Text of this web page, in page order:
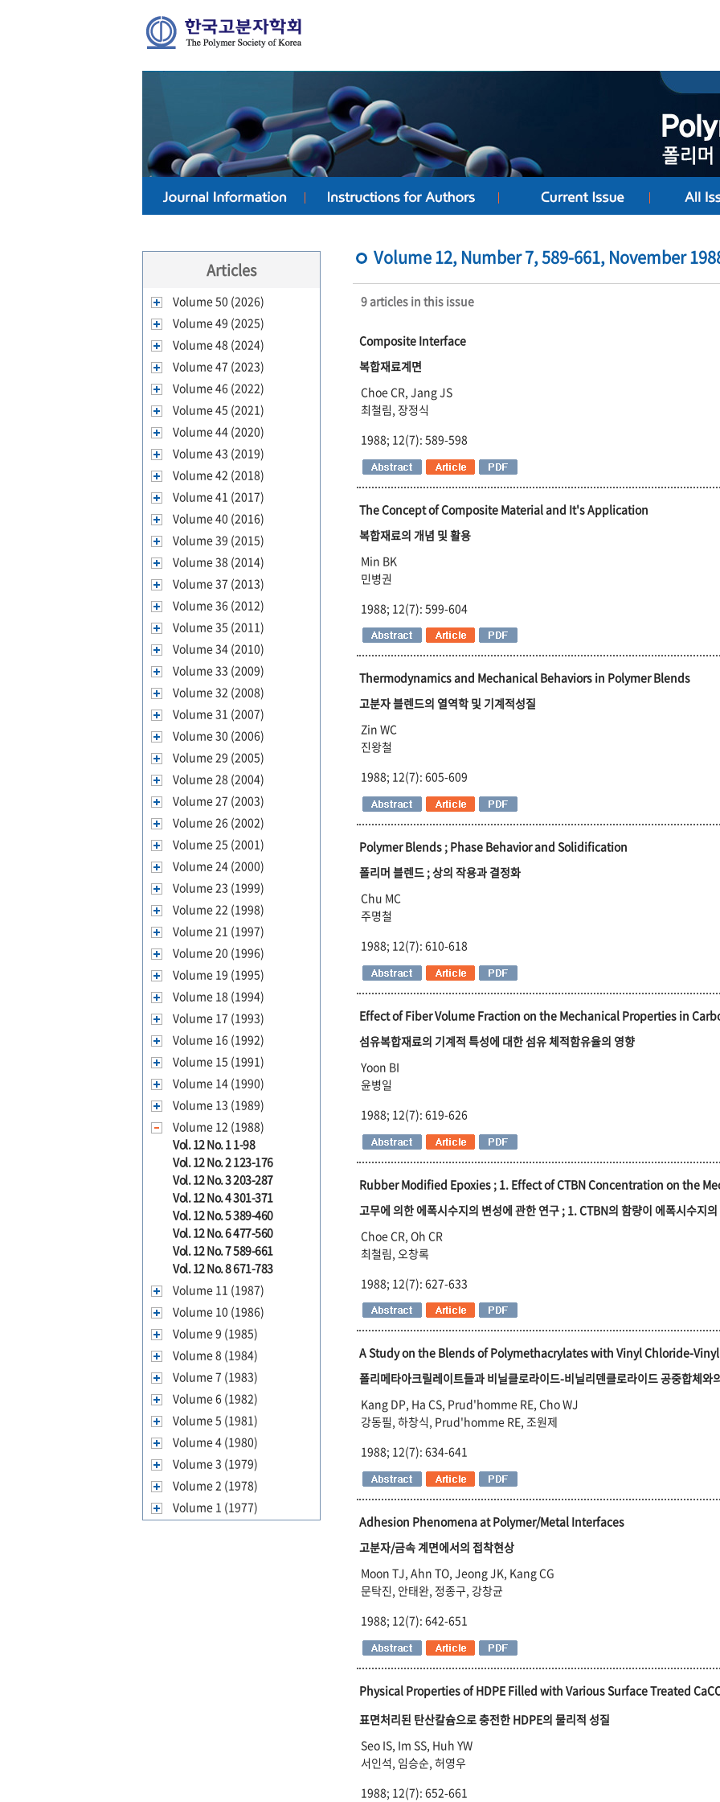
Articles
Volume 50 (2026)
Volume 49 (2025)
Volume 48 (2024)
Volume 47 (2023)
Volume 46 (2022)
Volume 45 (2021)
Volume 44 (2020)
Volume 43 (2019)
Volume 42 (2018)
Volume 41 (2017)
Volume 40 (2016)
Volume 39 (2015)
Volume 38 (2014)
Volume 37 (2013)
Volume 36 (2012)
Volume 35 (2011)
Volume 34 (2010)
Volume 33 (2009)
Volume 32 (2008)
Volume 31 (2007)
Volume 30 (2006)
Volume 29 (2005)
Volume 28 (2004)
Volume 27 (2003)
Volume 26 (2002)
Volume 25 (2001)
Volume 24 (2000)
Volume 23 (1999)
Volume 22 (1998)
Volume 21 (1997)
Volume 20 (1996)
Volume 19 (1995)
Volume 18 (1994)
Volume 17 (1993)
Volume 16 (1992)
Volume 15 (1991)
Volume 14 (1990)
Volume 13 (1989)
Volume 12 (1988)
Vol. 12 No. 1 1-98
Vol. 12 No. 2 123-176
Vol. 12 No. 3 203-287
Vol. 12 No. 4 301-371
Vol. 12 No. 5 389-460
Vol. 12 No. 6 477-560
Vol. 12 No. 7 589-661
Vol. 12 No. 8 671-783
Volume 11 (1987)
Volume 10 (1986)
Volume 9 (1985)
Volume 8 (1984)
Volume 7 (1983)
Volume 6 (1982)
Volume 5 (1981)
Volume 4 (1980)
Volume 3 (1979)
Volume 2 (1978)
Volume 1 (1977)
Volume 12, Number 7, 589-661, November
9 articles in this issue
Composite Interface
복합재료계면
Choe CR, Jang JS
최철림, 장정식
1988; 12(7): 589-598
The Concept of Composite Material and It's Application
복합재료의 개념 및 활용
Min BK
민병권
1988; 12(7): 599-604
Thermodynamics and Mechanical Behaviors in Polymer Blends
고분자 블렌드의 열역학 및 기계적성질
Zin WC
진왕철
1988; 12(7): 605-609
Polymer Blends ; Phase Behavior and Solidification
폴리머 블렌드 ; 상의 작용과 결정화
Chu MC
주명철
1988; 12(7): 610-618
Effect of Fiber Volume Fraction on the Mechanical Properties in
섬유복합재료의 기계적 특성에 대한 섬유 체적함유율의 영향
Yoon BI
윤병일
1988; 12(7): 619-626
Rubber Modified Epoxies ; 1. Effect of CTBN Concentration on the
고무에 의한 에폭시수지의 변성에 관한 연구 ; 1. CTBN의 함량이 에폭시수지
Choe CR, Oh CR
최철림, 오창록
1988; 12(7): 627-633
A Study on the Blends of Polymethacrylates with Vinyl Chloride-
폴리메타아크릴레이트들과 비닐클로라이드-비닐리덴클로라이드 공중합체와
Kang DP, Ha CS, Prud'homme RE, Cho WJ
강동필, 하창식, Prud'homme RE, 조원제
1988; 12(7): 634-641
Adhesion Phenomena at Polymer/Metal Interfaces
고분자/금속 계면에서의 접착현상
Moon TJ, Ahn TO, Jeong JK, Kang CG
문탁진, 안태완, 정종구, 강창균
1988; 12(7): 642-651
Physical Properties of HDPE Filled with Various Surface Treated
표면처리된 탄산칼슘으로 충전한 HDPE의 물리적 성질
Seo IS, Im SS, Huh YW
서인석, 임승순, 허영우
1988; 12(7): 652-661